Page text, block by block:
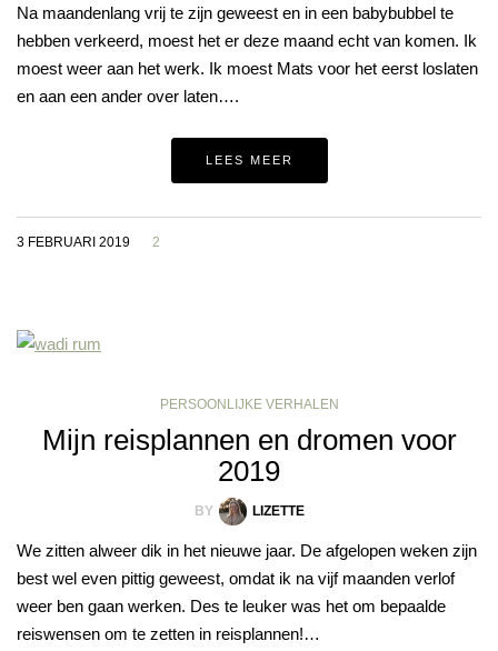
Na maandenlang vrij te zijn geweest en in een babybubbel te
hebben verkeerd, moest het er deze maand echt van komen. Ik
moest weer aan het werk. Ik moest Mats voor het eerst loslaten
en aan een ander over laten….
LEES MEER
3 FEBRUARI 2019 2
PERSOONLIJKE VERHALEN
Mijn reisplannen en dromen voor
2019
BY LIZETTE
We zitten alweer dik in het nieuwe jaar. De afgelopen weken zijn
best wel even pittig geweest, omdat ik na vijf maanden verlof
weer ben gaan werken. Des te leuker was het om bepaalde
reiswensen om te zetten in reisplannen!…